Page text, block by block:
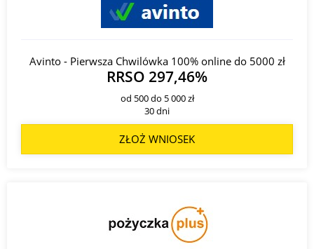
Avinto - Pierwsza Chwilówka 100% online do 5000 zł
RRSO 297,46%
od 500 do 5 000 zł
30 dni
ZŁOŻ WNIOSEK